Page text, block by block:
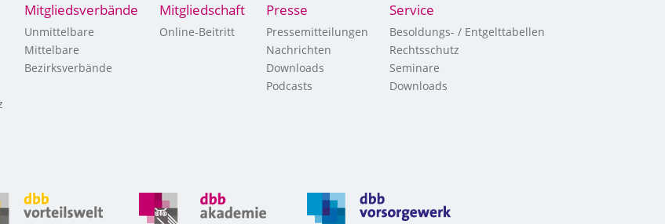
Mitgliedsverbände
Unmittelbare
Mittelbare
Bezirksverbände
Mitgliedschaft
Online-Beitritt
Presse
Pressemitteilungen
Nachrichten
Downloads
Podcasts
Service
Besoldungs- / Entgelttabellen
Rechtsschutz
Seminare
Downloads